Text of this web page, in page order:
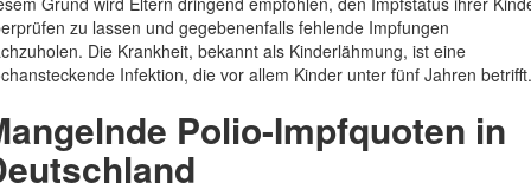
zu lassen und gegebenenfalls fehlende Impfungen
Die Krankheit, bekannt als Kinderlähmung, ist eine
Infektion, die vor allem Kinder unter fünf Jahren betrifft.
Polio-Impfquoten in